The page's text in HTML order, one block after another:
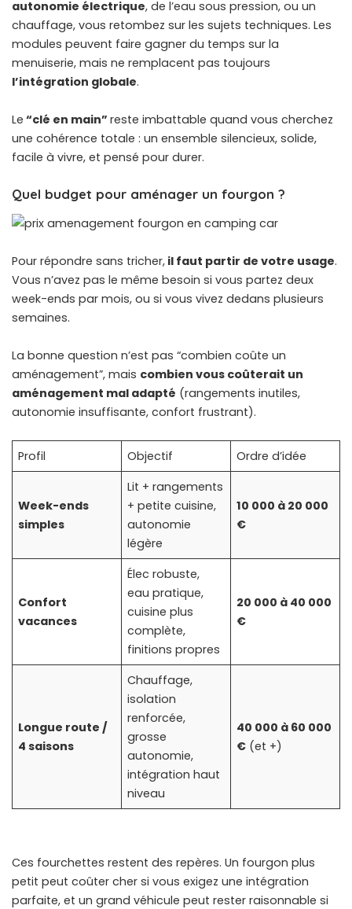
autonomie électrique, de l’eau sous pression, ou un
chauffage, vous retombez sur les sujets techniques. Les
modules peuvent faire gagner du temps sur la
menuiserie, mais ne remplacent pas toujours
l’intégration globale.
Le “clé en main” reste imbattable quand vous cherchez
une cohérence totale : un ensemble silencieux, solide,
facile à vivre, et pensé pour durer.
Quel budget pour aménager un fourgon ?
Pour répondre sans tricher, il faut partir de votre usage.
Vous n’avez pas le même besoin si vous partez deux
week-ends par mois, ou si vous vivez dedans plusieurs
semaines.
La bonne question n’est pas “combien coûte un
aménagement”, mais combien vous coûterait un
aménagement mal adapté (rangements inutiles,
autonomie insuffisante, confort frustrant).
Profil Objectif Ordre d’idée
Week-ends
simples
Lit + rangements
+ petite cuisine,
autonomie
légère
10 000 à 20 000
€
Confort
vacances
Élec robuste,
eau pratique,
cuisine plus
complète,
finitions propres
20 000 à 40 000
€
Longue route /
4 saisons
Chauffage,
isolation
renforcée,
grosse
autonomie,
intégration haut
niveau
40 000 à 60 000
€ (et +)
Ces fourchettes restent des repères. Un fourgon plus
petit peut coûter cher si vous exigez une intégration
parfaite, et un grand véhicule peut rester raisonnable si